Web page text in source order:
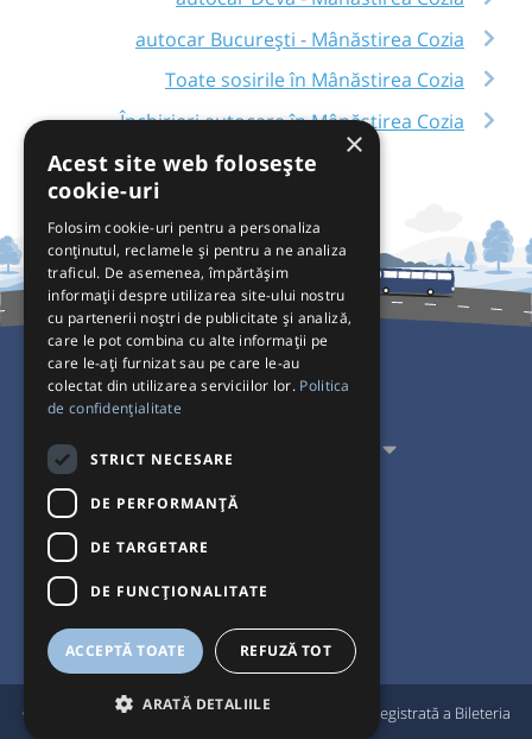
autocar București - Mânăstirea Cozia
Toate sosirile în Mânăstirea Cozia
Închirieri autocare în Mânăstirea Cozia
Pentru Călători
Pentru Transportatori
Interacționăm
Acceptăm plăți cu
© Bileteria 2004-2026 | Autogari.RO®
este marcă înregistrată a Bileteria
×
Acest site web folosește
cookie-uri
Folosim cookie-uri pentru a personaliza
conținutul, reclamele și pentru a ne analiza
traficul. De asemenea, împărtășim
informații despre utilizarea site-ului nostru
cu partenerii noștri de publicitate și analiză,
care le pot combina cu alte informații pe
care le-ați furnizat sau pe care le-au
colectat din utilizarea serviciilor lor. Politica
de confidențialitate
STRICT NECESARE
DE PERFORMANȚĂ
DE TARGETARE
DE FUNCŢIONALITATE
ACCEPTĂ TOATE REFUZĂ TOT
ARATĂ DETALIILE